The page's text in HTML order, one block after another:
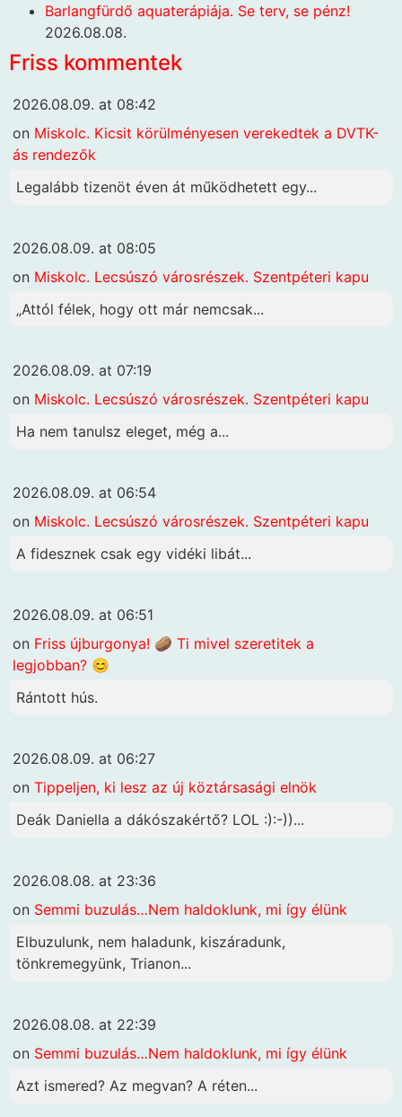
Barlangfürdő aquaterápiája. Se terv, se pénz!
2026.08.08.
Friss kommentek
2026.08.09. at 08:42
on Miskolc. Kicsit körülményesen verekedtek a DVTK-
ás rendezők
Legalább tizenöt éven át működhetett egy...
2026.08.09. at 08:05
on Miskolc. Lecsúszó városrészek. Szentpéteri kapu
„Attól félek, hogy ott már nemcsak...
2026.08.09. at 07:19
on Miskolc. Lecsúszó városrészek. Szentpéteri kapu
Ha nem tanulsz eleget, még a...
2026.08.09. at 06:54
on Miskolc. Lecsúszó városrészek. Szentpéteri kapu
A fidesznek csak egy vidéki libát...
2026.08.09. at 06:51
on Friss újburgonya! 🥔 Ti mivel szeretitek a
legjobban? 😊
Rántott hús.
2026.08.09. at 06:27
on Tippeljen, ki lesz az új köztársasági elnök
Deák Daniella a dákószakértő? LOL :):-))...
2026.08.08. at 23:36
on Semmi buzulás…Nem haldoklunk, mi így élünk
Elbuzulunk, nem haladunk, kiszáradunk,
tönkremegyünk, Trianon...
2026.08.08. at 22:39
on Semmi buzulás…Nem haldoklunk, mi így élünk
Azt ismered? Az megvan? A réten...